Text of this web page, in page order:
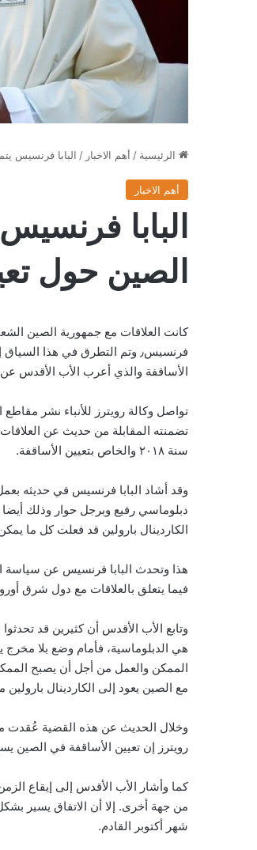
الرئيسية / أهم الاخبار / البابا فرنسيس
أهم الاخبار
البابا
الصين حول
كانت العلاقات مع جمهورية الصين
الأساقفة والذي أعرب الأب الأقدس
تواصل وكالة رويترز للأنباء نشر مقاطع
تضمنته المقابلة من حديث عن
سنة ٢٠١٨ والخاص بتعيين الأساقفة.
وقد أشاد البابا فرنسيس في حديثه
دبلوماسي رفيع وبرجل حوار وذلك أيضا
الكاردينال بارولين قد فعلت كل ما
هذا وتحدث البابا فرنسيس عن سياسة
فيما يتعلق بالعلاقات مع دول شرق
وتابع الأب الأقدس أن كثيرين قد
هي الدبلوماسية، فأمام وضع بلا
الممكن والعمل من أجل أن يصبح
مع الصين يعود إلى الكاردينال
رويترز إن تعيين الأساقفة في الصين يسير ببطء منذ عام ٢٠١٨ إلا أن
كما وأشار الأب الأقدس إلى إيقاع
من جهة أخرى. إلا أن الاتفاق يسير
شهر أكتوبر القادم.